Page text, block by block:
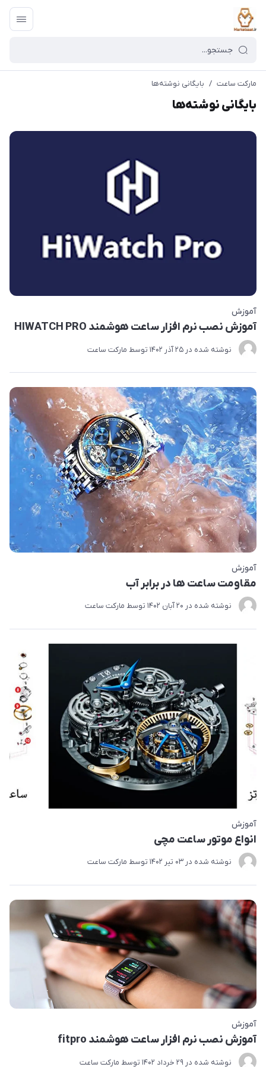
مارکت ساعت / بایگانی نوشته‌ها
بایگانی نوشته‌ها
آموزش
آموزش نصب نرم افزار ساعت هوشمند HIWATCH PRO
نوشته شده در 25 آذر 1402 توسط مارکت ساعت
آموزش
مقاومت ساعت ها در برابر آب
نوشته شده در 20 آبان 1402 توسط مارکت ساعت
آموزش
انواع موتور ساعت مچی
نوشته شده در 03 تير 1402 توسط مارکت ساعت
آموزش
آموزش نصب نرم افزار ساعت هوشمند fitpro
نوشته شده در 29 خرداد 1402 توسط مارکت ساعت